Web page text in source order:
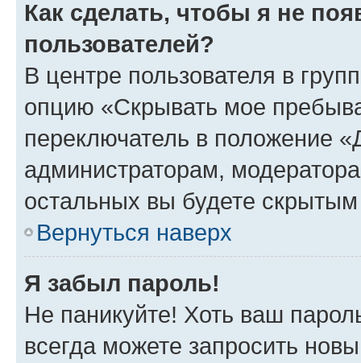
Как сделать, чтобы я не
пользователей?
В центре пользователя в
опцию «Скрывать мое
переключатель в положение
администраторам,
остальных вы будете
Вернуться наверх
Я забыл пароль!
Не паникуйте! Хоть ваш
всегда можете запросить